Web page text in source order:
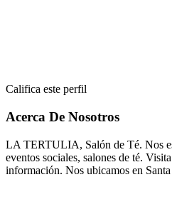
Califica este perfil
Acerca De Nosotros
LA TERTULIA, Salón de Té. Nos
eventos sociales, salones de té.
información. Nos ubicamos en